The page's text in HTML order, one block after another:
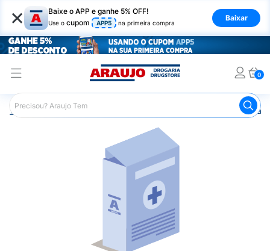
× Baixe o APP e ganhe 5% OFF!
Use o cupom APP5 na primeira compra
Baixar
0
Araujo Medicamentos